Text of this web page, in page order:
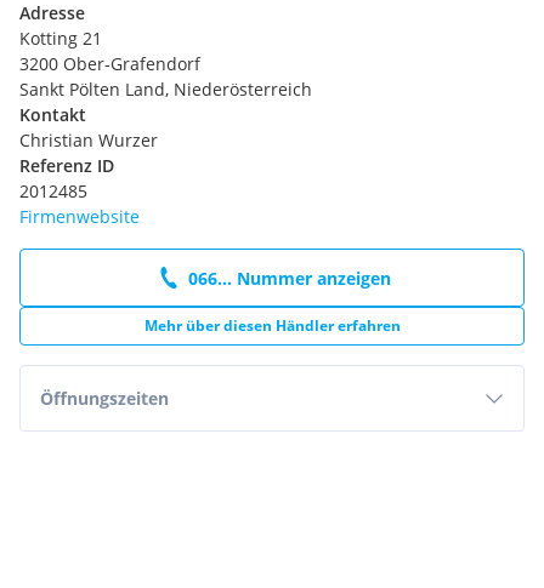
Adresse
Kotting 21
3200 Ober-Grafendorf
Sankt Pölten Land, Niederösterreich
Kontakt
Christian Wurzer
Referenz ID
2012485
Firmenwebsite
066... Nummer anzeigen
Mehr über diesen Händler erfahren
Öffnungszeiten